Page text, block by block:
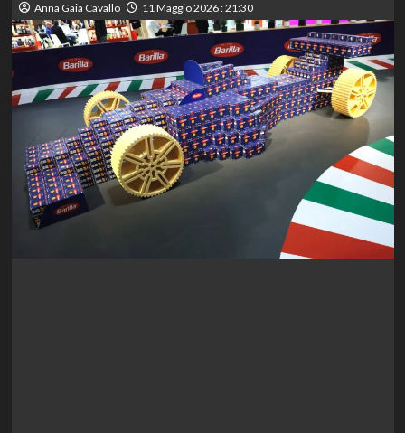
Anna Gaia Cavallo 11 Maggio 2026 : 21:30